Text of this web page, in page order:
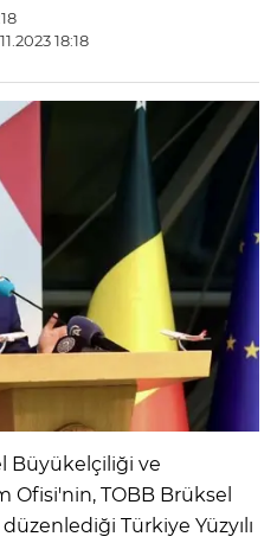
18:18
Büyükelçiliği ve
Ofisi'nin, TOBB Brüksel
Türkiye Yüzyılı